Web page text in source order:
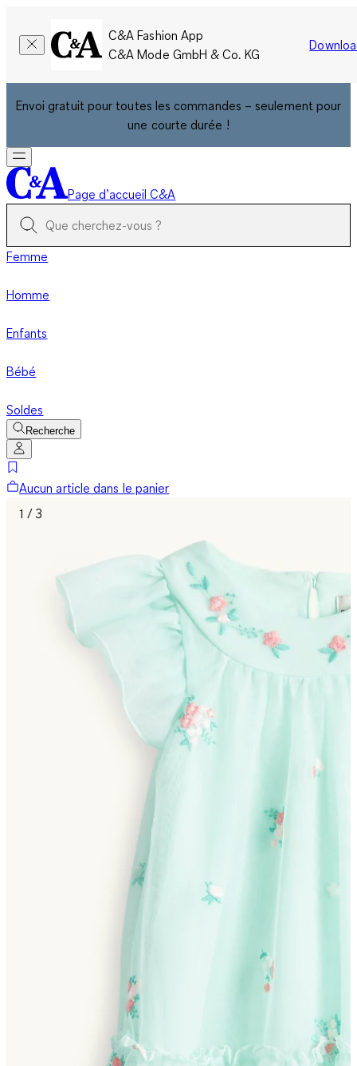
C&A Fashion App
C&A Mode GmbH & Co. KG
Envoi gratuit pour toutes les commandes – seulement pour
une courte durée !
Page d’accueil C&A
Femme
Homme
Enfants
Bébé
Soldes
Recherche
Aucun article dans le panier
1 / 3